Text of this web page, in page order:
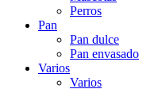
Perros
Pan
Pan dulce
Pan envasado
Varios
Varios